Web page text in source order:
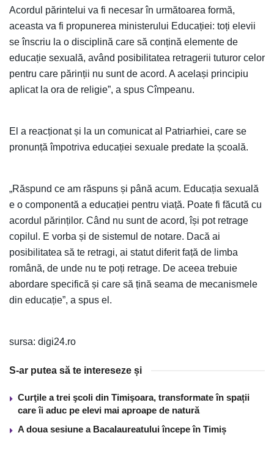
Acordul părintelui va fi necesar în următoarea formă,
aceasta va fi propunerea ministerului Educației: toți elevii
se înscriu la o disciplină care să conțină elemente de
educație sexuală, având posibilitatea retragerii tuturor celor
pentru care părinții nu sunt de acord. A același principiu
aplicat la ora de religie”, a spus Cîmpeanu.
El a reacționat și la un comunicat al Patriarhiei, care se
pronunță împotriva educației sexuale predate la școală.
„Răspund ce am răspuns și până acum. Educația sexuală
e o componentă a educației pentru viață. Poate fi făcută cu
acordul părinților. Când nu sunt de acord, își pot retrage
copilul. E vorba și de sistemul de notare. Dacă ai
posibilitatea să te retragi, ai statut diferit față de limba
română, de unde nu te poți retrage. De aceea trebuie
abordare specifică și care să țină seama de mecanismele
din educație”, a spus el.
sursa: digi24.ro
S-ar putea să te intereseze și
Curţile a trei şcoli din Timişoara, transformate în spații
care îi aduc pe elevi mai aproape de natură
A doua sesiune a Bacalaureatului începe în Timiș